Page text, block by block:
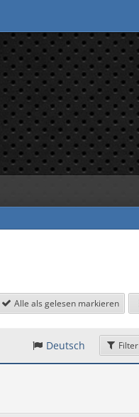
Alle als gelesen markieren
Deutsch Filter